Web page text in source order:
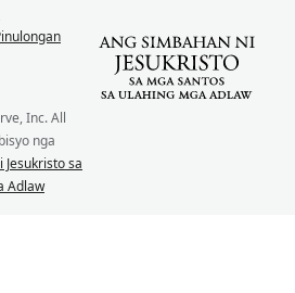
Inc. All
nga
Jesukristo sa
Adlaw